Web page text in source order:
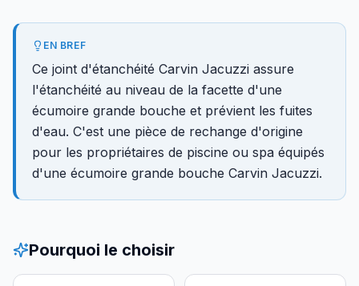
EN BREF
Ce joint d'étanchéité Carvin Jacuzzi assure
l'étanchéité au niveau de la facette d'une
écumoire grande bouche et prévient les fuites
d'eau. C'est une pièce de rechange d'origine
pour les propriétaires de piscine ou spa équipés
d'une écumoire grande bouche Carvin Jacuzzi.
Pourquoi le choisir